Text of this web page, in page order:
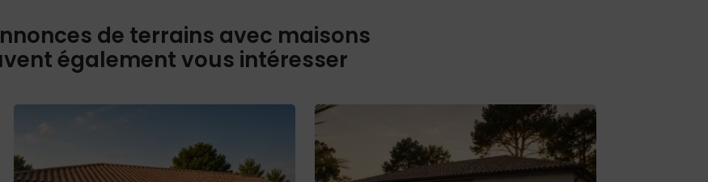
de terrains avec maisons
également vous intéresser